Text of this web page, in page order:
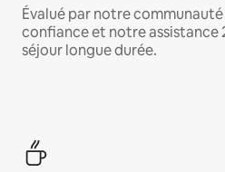
Évalué par notre
confiance et notre
séjour longue durée.